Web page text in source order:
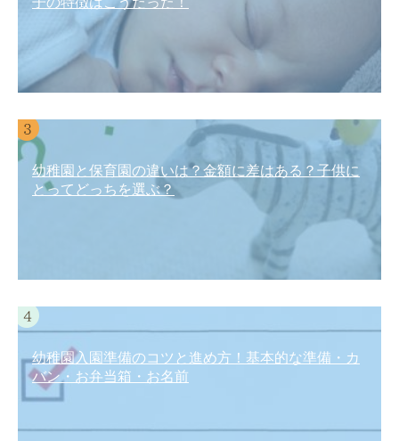
幼稚園と保育園の違いは？金額に差はある？子供に
とってどっちを選ぶ？
幼稚園入園準備のコツと進め方！基本的な準備・カ
バン・お弁当箱・お名前